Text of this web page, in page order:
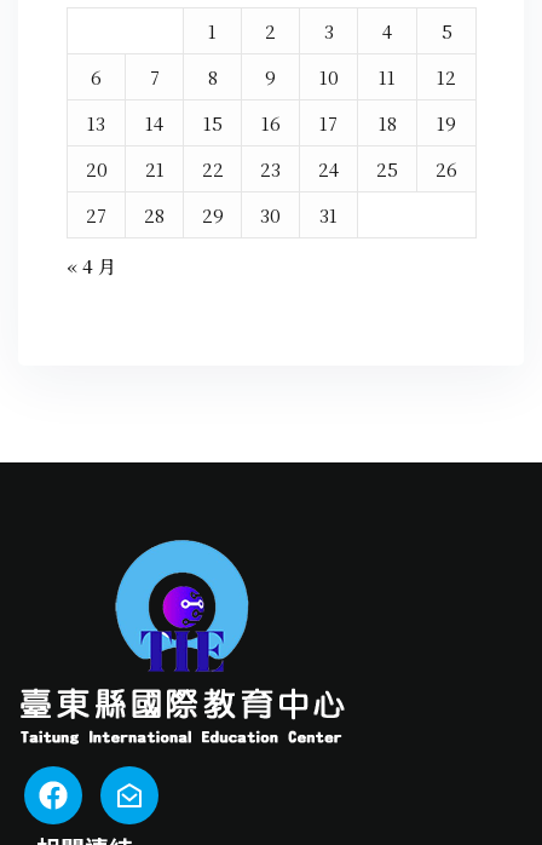
1 2 3 4
5
6
7 8 9 10 11
12
13
14 15 16 17 18
19
20
21 22 23 24 25
26
27
28 29 30
31
« 4 月